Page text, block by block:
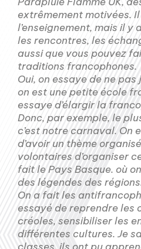
extrêmement motivées.
l’enseignement, mais il y
les rencontres, les
aussi que vous pouvez
traditions francophones.
Oui, on essaye de ne
on est une petite école
essaye d’élargir la
Donc, par exemple, le
c’est notre carnaval. On
d’avoir un thème
volontaires d’organiser
fait le Pays Basque. où
des légendes des
On a fait les
essayé de reprendre les
créoles, sensibiliser les
différentes cultures. Je
classes, ils ont pu